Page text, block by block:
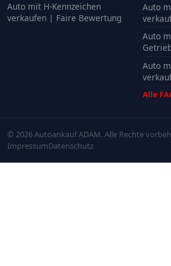
Auto mit H-Kennzeichen
verkaufen | Faire Bewertung
Auto
Auto
Auto
Alle
© 2026 Autoankauf ADAM. Alle Rechte
ImpressumDatenschutz